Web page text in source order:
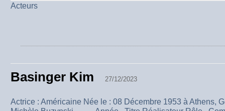
Acteurs
Basinger Kim 27/12/2023
Actrice : Américaine Née le : 08 Décembre 1953 à Athens,